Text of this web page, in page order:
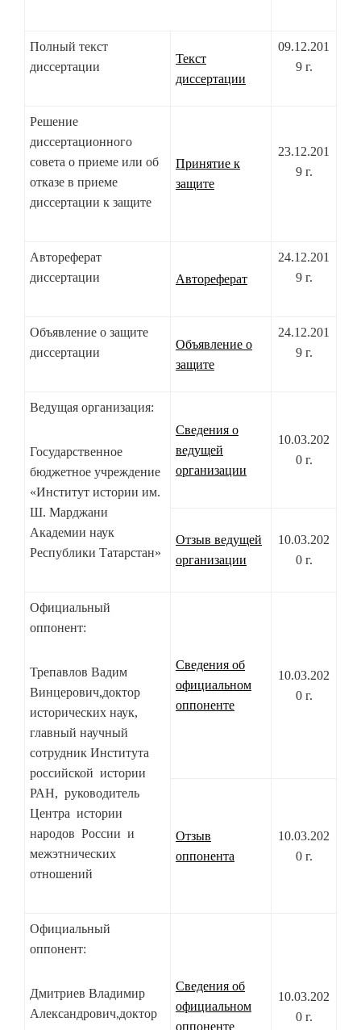
Полный текст
диссертации
Текст
диссертации
09.12.201
9 г.
Решение
диссертационного
совета о приеме или об
отказе в приеме
диссертации к защите
Принятие к
защите
23.12.201
9 г.
Автореферат
диссертации
Автореферат
24.12.201
9 г.
Объявление о защите
диссертации
Объявление о
защите
24.12.201
9 г.
Ведущая организация:
Государственное
бюджетное учреждение
«Институт истории им.
Ш. Марджани
Академии наук
Республики Татарстан»
Сведения о
ведущей
организации
10.03.202
0 г.
Отзыв ведущей
организации
10.03.202
0 г.
Официальный
оппонент:
Трепавлов Вадим
Винцерович,доктор
исторических наук,
главный научный
сотрудник Института
российской истории
РАН, руководитель
Центра истории
народов России и
межэтнических
отношений
Сведения об
официальном
оппоненте
10.03.202
0 г.
Отзыв
оппонента
10.03.202
0 г.
Официальный
оппонент:
Дмитриев Владимир
Александрович,доктор
Сведения об
официальном
оппоненте
10.03.202
0 г.